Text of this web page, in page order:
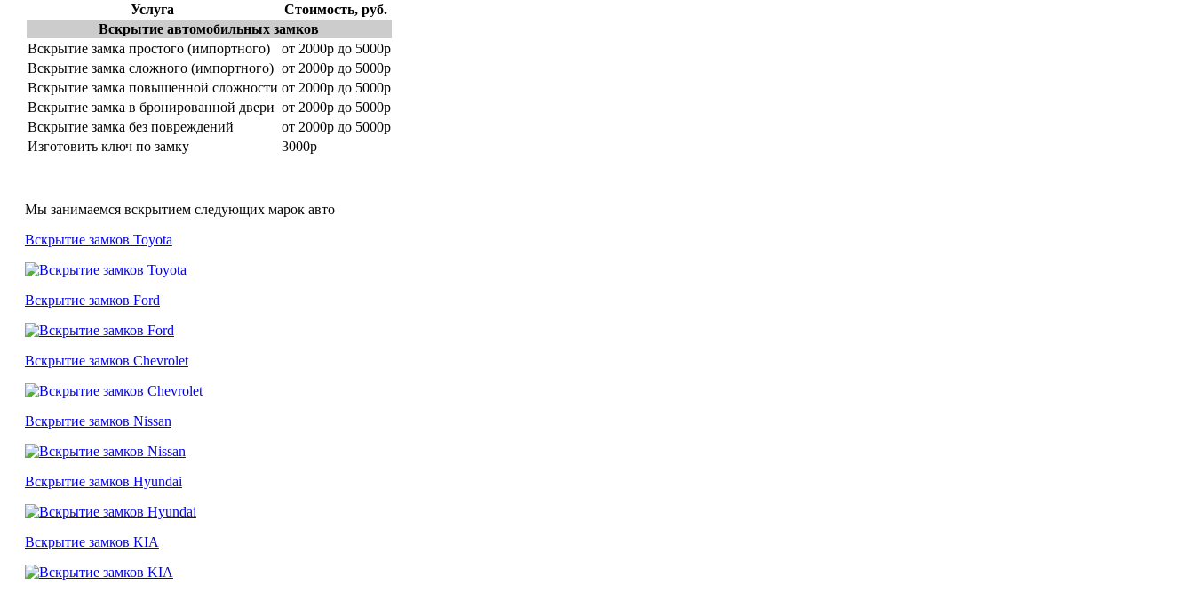
Услуга
Стоимость, руб.
Вскрытие автомобильных замков
Вскрытие замка простого (импортного)
от 2000р до 5000р
Вскрытие замка сложного (импортного) от 2000р до 5000р
Вскрытие замка повышенной сложности от 2000р до 5000р
Вскрытие замка в бронированной двери от 2000р до 5000р
Вскрытие замка без повреждений
от 2000р до 5000р
Изготовить ключ по замку
3000р
Мы занимаемся вскрытием следующих марок авто
Вскрытие замков Toyota
Вскрытие замков Ford
Вскрытие замков Chevrolet
Вскрытие замков Nissan
Вскрытие замков Hyundai
Вскрытие замков KIA